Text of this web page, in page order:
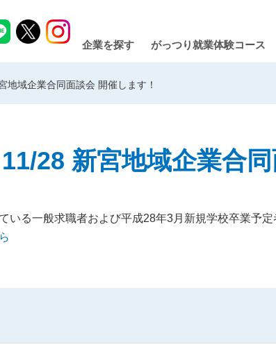
企業を探す がっつり就業体験コース
地域企業合同面談会 開催します！
11/28 新宮地域企業合
いる一般求職者および平成28年3月新規学校卒業予